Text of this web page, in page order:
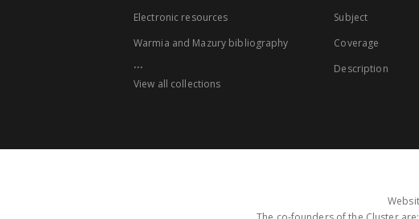
Electronic resources
Warmia and Mazury bibliography
...
View all collections
Subject
Coverage
Description